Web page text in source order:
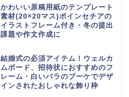
かわいい原稿用紙のテンプレート
素材(20×20マス)ポインセチアの
イラストフレーム付き・冬の提出
課題や作文作成に
結婚式の必須アイテム！ウェルカ
ムボード、招待状におすすめのフ
レーム・白いバラのブーケでデザ
インされたおしゃれな飾り枠